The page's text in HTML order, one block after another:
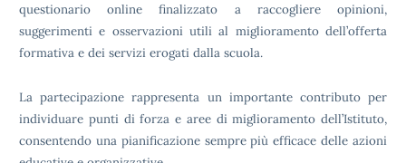
questionario online finalizzato a raccogliere opinioni,
suggerimenti e osservazioni utili al miglioramento dell’offerta
formativa e dei servizi erogati dalla scuola.
La partecipazione rappresenta un importante contributo per
individuare punti di forza e aree di miglioramento dell’Istituto,
consentendo una pianificazione sempre più efficace delle azioni